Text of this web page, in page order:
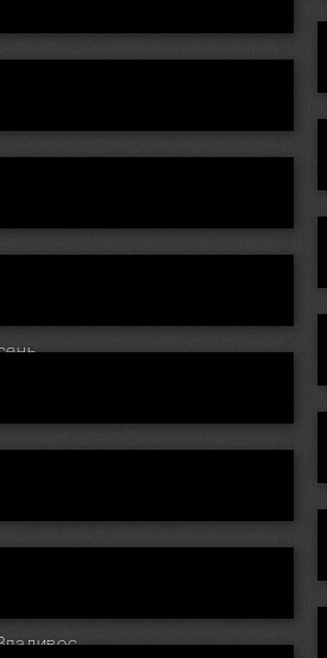
Открытка. Туман во Владивостоке.